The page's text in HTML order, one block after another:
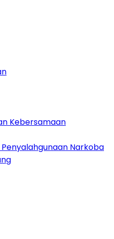
Kebersamaan
Narkoba